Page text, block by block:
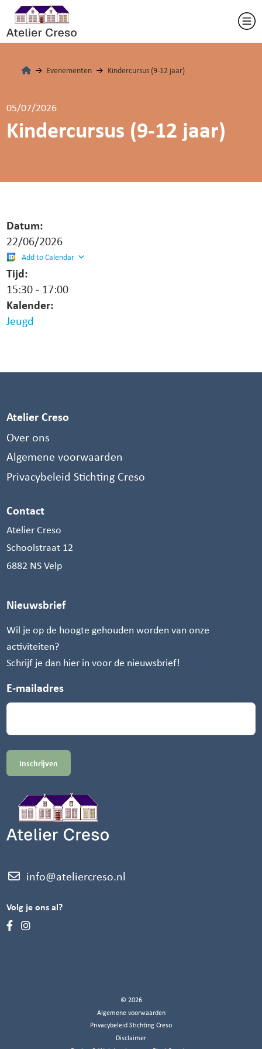
Evenementen Kindercursus (9-12 jaar)
05/07/2026
Kindercursus (9-12 jaar)
Datum:
22/06/2026
Add to Calendar
Tijd:
15:30- 17:00
Kalender:
Jeugd
Atelier Creso
Over ons
Algemene voorwaarden
Privacybeleid Stichting Creso
Contact
Atelier Creso
Schoolstraat 12
6882 NS Velp
Nieuwsbrief
Wil je op de hoogte gehouden worden van onze
activiteiten?
Schrijf je dan hier in voor de nieuwsbrief!
E-mailadres
info@ateliercreso.nl
Volg je ons al?
© 2026
Algemene voorwaarden
Privacybeleid Stichting Creso
Disclaimer